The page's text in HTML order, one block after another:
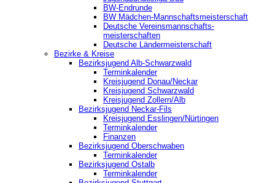
BW-Endrunde
BW Mädchen-Mannschaftsmeisterschaft
Deutsche Vereinsmannschafts-
meisterschaften
Deutsche Ländermeisterschaft
Bezirke & Kreise
Bezirksjugend Alb-Schwarzwald
Terminkalender
Kreisjugend Donau/Neckar
Kreisjugend Schwarzwald
Kreisjugend Zollern/Alb
Bezirksjugend Neckar-Fils
Kreisjugend ‎Esslingen/Nürtingen
Terminkalender
Finanzen
Bezirksjugend Oberschwaben
Terminkalender
Bezirksjugend Ostalb
Terminkalender